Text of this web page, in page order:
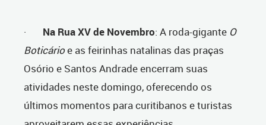
· Na Rua XV de Novembro: A roda-gigante O
Boticárioe as feirinhas natalinas das praças
Osório e Santos Andrade encerram suas
atividades neste domingo, oferecendo os
últimos momentos para curitibanos e turistas